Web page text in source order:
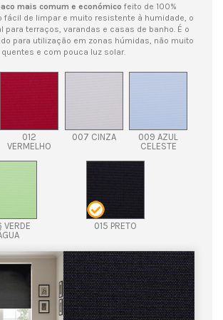
mais comum e económico feito de 100%
fácil de limpar e muito resistente à humidade, o
para terraços, varandas e casas de banho. É o
para utilização em zonas húmidas, não muito
quentes e com pouca luz solar.
012
VERMELHO
007 CINZA
009 AZUL
CELESTE
015 PRETO